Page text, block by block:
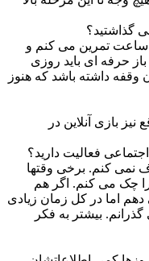
گذاشتید؟
ساعت تمرین می کنم و
حرفه ای باید روزی
داشته باشد که هنوز
نیز بازی آنلاین در
فعالیت دارید؟
نمی کنم. برخی وقتها
را چک می کنم. اگر هم
اما در کل زمان زیادی
بیشتر به فکر